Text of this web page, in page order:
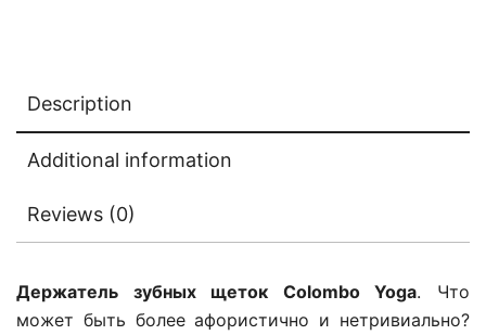
Description
Additional information
Reviews (0)
Держатель зубных щеток Colombo Yoga. Что
может быть более афористично и нетривиально?